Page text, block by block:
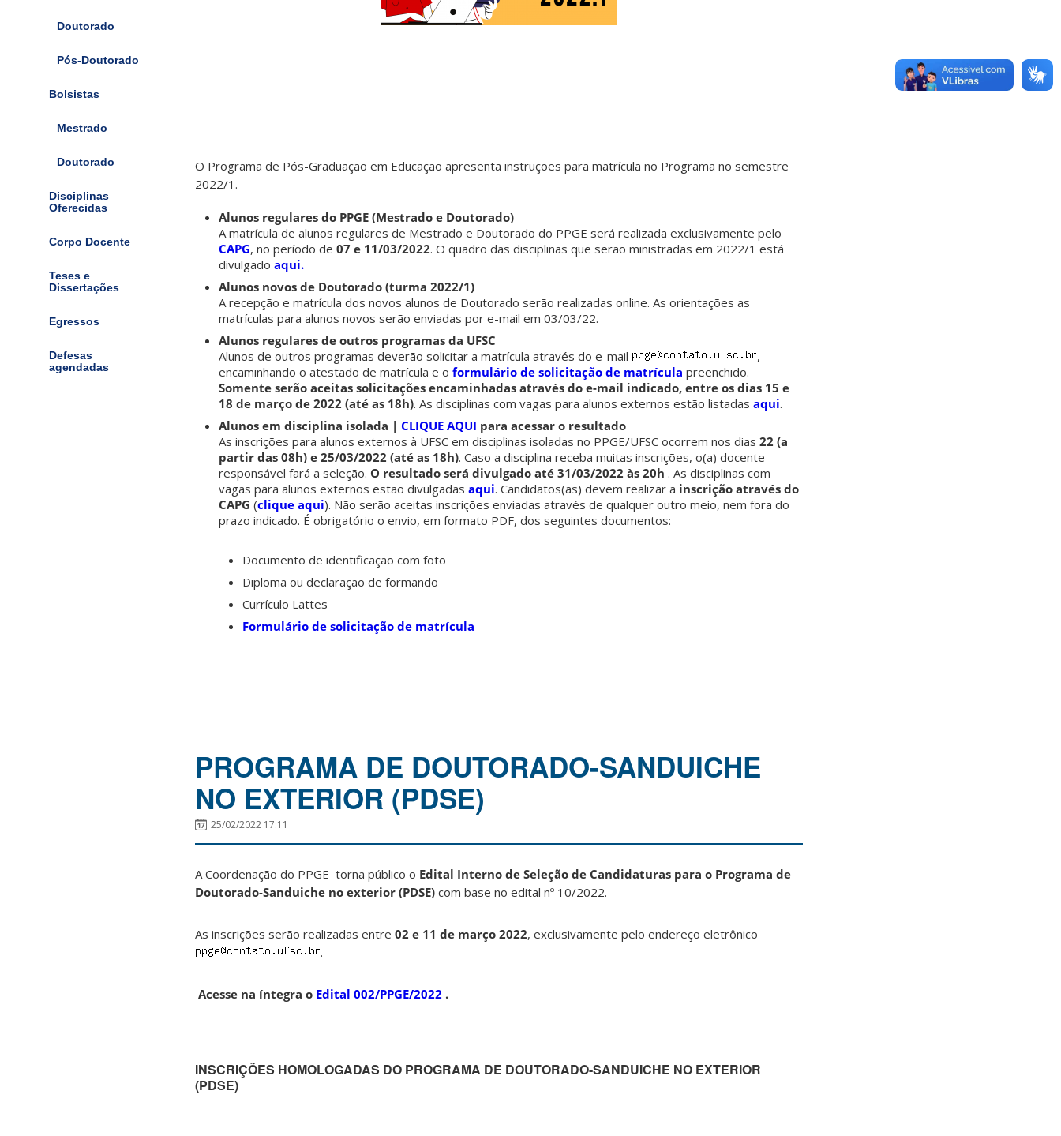
Doutorado
Pós-Doutorado
Bolsistas
Mestrado
Doutorado
Disciplinas
Oferecidas
Corpo Docente
Teses e
Dissertações
Egressos
Defesas
agendadas
O Programa de Pós-Graduação em Educação apresenta instruções para matrícula no Programa no semestre
2022/1.
Alunos regulares do PPGE (Mestrado e Doutorado)
A matrícula de alunos regulares de Mestrado e Doutorado do PPGE será realizada exclusivamente pelo
CAPG, no período de 07 e 11/03/2022. O quadro das disciplinas que serão ministradas em 2022/1 está
divulgado aqui.
Alunos novos de Doutorado (turma 2022/1)
A recepção e matrícula dos novos alunos de Doutorado serão realizadas online. As orientações as
matrículas para alunos novos serão enviadas por e-mail em 03/03/22.
Alunos regulares de outros programas da UFSC
Alunos de outros programas deverão solicitar a matrícula através do e-mail
,
encaminhando o atestado de matrícula e o formulário de solicitação de matrícula preenchido.
Somente serão aceitas solicitações encaminhadas através do e-mail indicado, entre os dias 15 e
18 de março de 2022 (até as 18h). As disciplinas com vagas para alunos externos estão listadas aqui.
Alunos em disciplina isolada | CLIQUE AQUI para acessar o resultado
As inscrições para alunos externos à UFSC em disciplinas isoladas no PPGE/UFSC ocorrem nos dias 22 (a
partir das 08h) e 25/03/2022 (até as 18h). Caso a disciplina receba muitas inscrições, o(a) docente
responsável fará a seleção. O resultado será divulgado até 31/03/2022 às 20h . As disciplinas com
vagas para alunos externos estão divulgadas aqui. Candidatos(as) devem realizar a inscrição através do
CAPG (clique aqui). Não serão aceitas inscrições enviadas através de qualquer outro meio, nem fora do
prazo indicado. É obrigatório o envio, em formato PDF, dos seguintes documentos:
Documento de identificação com foto
Diploma ou declaração de formando
Currículo Lattes
Formulário de solicitação de matrícula
PROGRAMA DE DOUTORADO-SANDUICHE
NO EXTERIOR (PDSE)
25/02/2022 17:11
A Coordenação do PPGE torna público o Edital Interno de Seleção de Candidaturas para o Programa de
Doutorado-Sanduiche no exterior (PDSE) com base no edital nº 10/2022.
As inscrições serão realizadas entre 02 e 11 de março 2022, exclusivamente pelo endereço eletrônico
.
Acesse na íntegra o Edital 002/PPGE/2022 .
INSCRIÇÕES HOMOLOGADAS DO PROGRAMA DE DOUTORADO-SANDUICHE NO EXTERIOR
(PDSE)